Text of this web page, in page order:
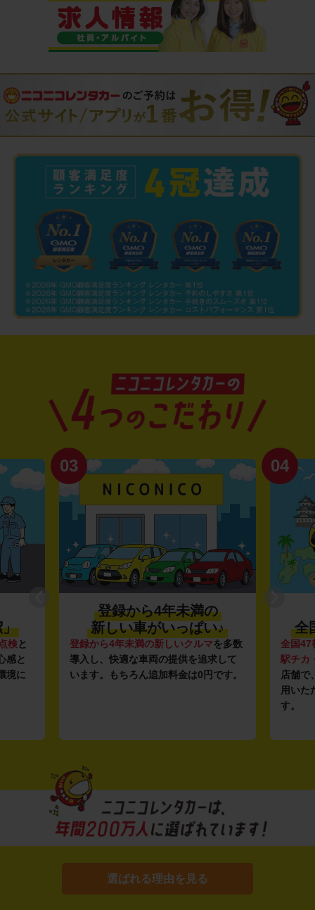
」
検と
感と
境に
03
登録から4年未満の
新しい車がいっぱい♪
登録から4年未満の新しいクルマを多数
導入し、快適な車両の提供を追求して
います。もちろん追加料金は0円です。
04
全
全国47
駅チカ
店舗で
用いた
す。
選ばれる理由を見る